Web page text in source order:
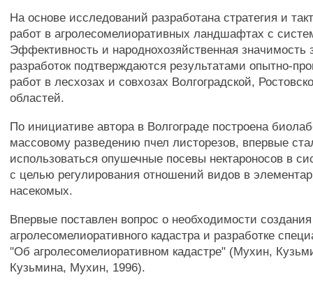
На основе исследований разработана стратегия и
работ в агролесомелиоративных ландшафтах с
Эффективность и народнохозяйственная
разработок подтверждаются результатами опытно-
работ в лесхозах и совхозах Волгоградской,
областей.
По инициативе автора в Волгограде построена
массовому разведению пчел листорезов, впервые
использоваться опушечные посевы нектароносов в
с целью регулирования отношений видов в
насекомых.
Впервые поставлен вопрос о необходимости создания
агролесомелиоративного кадастра и разработке
"Об агролесомелиоративном кадастре" (Мухин,
Кузьмина, Мухин, 1996).